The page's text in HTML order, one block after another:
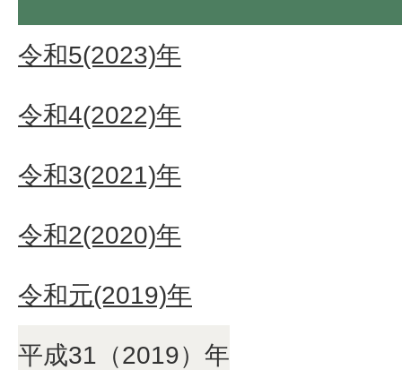
令和5(2023)年
令和4(2022)年
令和3(2021)年
令和2(2020)年
令和元(2019)年
平成31（2019）年